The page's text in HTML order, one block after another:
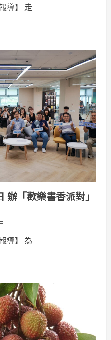
導】 走
「歡樂書香派對」
導】 為